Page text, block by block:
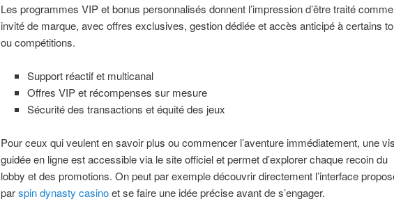
Les programmes VIP et bonus personnalisés donnent l’impression d’être traité
invité de marque, avec offres exclusives, gestion dédiée et accès anticipé à certains
ou compétitions.
Support réactif et multicanal
Offres VIP et récompenses sur mesure
Sécurité des transactions et équité des jeux
Pour ceux qui veulent en savoir plus ou commencer l’aventure immédiatement, une
guidée en ligne est accessible via le site officiel et permet d’explorer chaque recoin du
lobby et des promotions. On peut par exemple découvrir directement l’interface
parspin dynasty casinoet se faire une idée précise avant de s’engager.